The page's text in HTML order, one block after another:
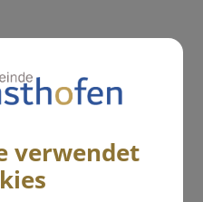
verwendet